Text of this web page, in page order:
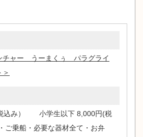
チャー うーまくぅ パラグライ
＞
込み） 小学生以下 8,000円(税
ご乗船・必要な器材全て・お弁